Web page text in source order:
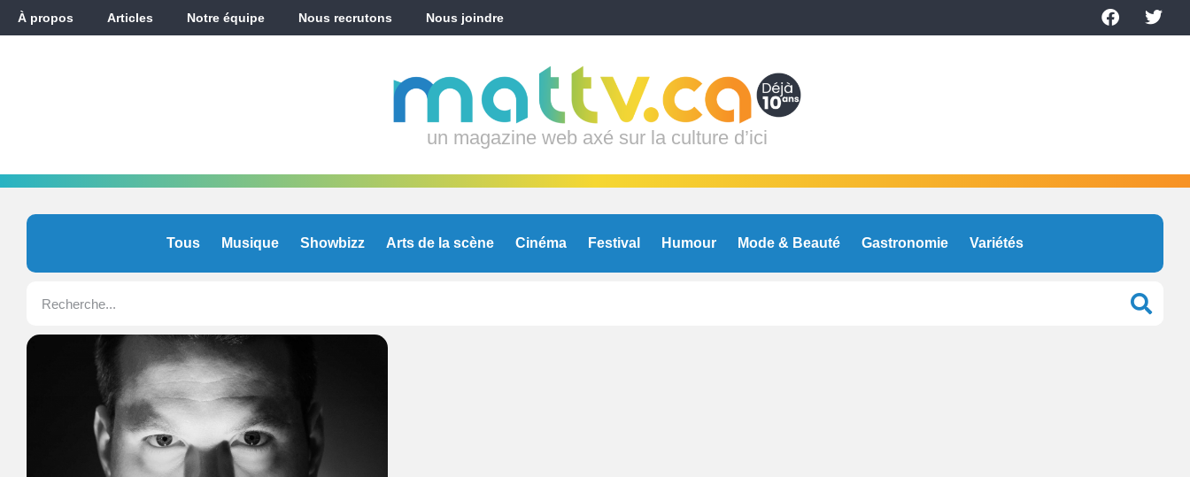
À propos Articles Notre équipe Nous recrutons Nous joindre
un magazine web axé sur la culture d’ici
Tous Musique Showbizz Arts de la scène Cinéma Festival Humour Mode & Beauté Gastronomie Variétés